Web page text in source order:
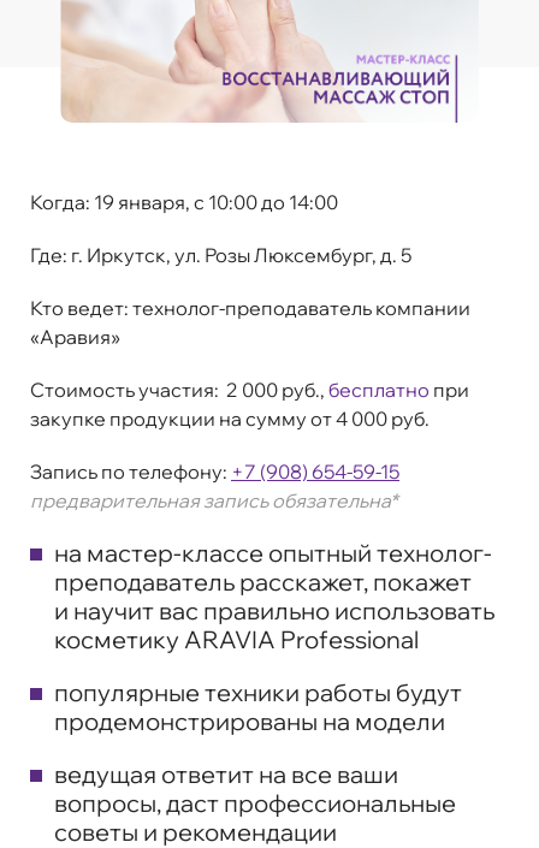
Когда: 19 января, c 10:00 до 14:00
Где: г. Иркутск, ул. Розы Люксембург, д. 5
Кто ведет: технолог-преподаватель компании
«Аравия»
Стоимость участия: 2 000 руб., бесплатно при
закупке продукции на сумму от 4 000 руб.
Запись по телефону: +7 (908) 654-59-15
предварительная запись обязательна*
на мастер-классе опытный технолог-
преподаватель расскажет, покажет
и научит вас правильно использовать
косметику ARAVIA Professional
популярные техники работы будут
продемонстрированы на модели
ведущая ответит на все ваши
вопросы, даст профессиональные
советы и рекомендации